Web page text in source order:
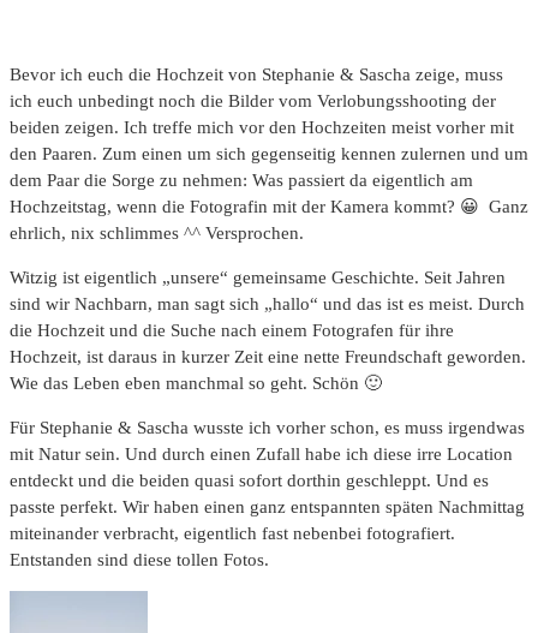
Bevor ich euch die Hochzeit von Stephanie & Sascha zeige, muss
ich euch unbedingt noch die Bilder vom Verlobungsshooting der
beiden zeigen. Ich treffe mich vor den Hochzeiten meist vorher mit
den Paaren. Zum einen um sich gegenseitig kennen zulernen und um
dem Paar die Sorge zu nehmen: Was passiert da eigentlich am
Hochzeitstag, wenn die Fotografin mit der Kamera kommt? 😀 Ganz
ehrlich, nix schlimmes ^^ Versprochen.
Witzig ist eigentlich „unsere“ gemeinsame Geschichte. Seit Jahren
sind wir Nachbarn, man sagt sich „hallo“ und das ist es meist. Durch
die Hochzeit und die Suche nach einem Fotografen für ihre
Hochzeit, ist daraus in kurzer Zeit eine nette Freundschaft geworden.
Wie das Leben eben manchmal so geht. Schön 🙂
Für Stephanie & Sascha wusste ich vorher schon, es muss irgendwas
mit Natur sein. Und durch einen Zufall habe ich diese irre Location
entdeckt und die beiden quasi sofort dorthin geschleppt. Und es
passte perfekt. Wir haben einen ganz entspannten späten Nachmittag
miteinander verbracht, eigentlich fast nebenbei fotografiert.
Entstanden sind diese tollen Fotos.